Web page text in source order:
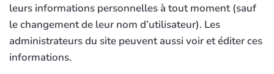
leurs informations personnelles à tout moment (sauf
le changement de leur nom d’utilisateur). Les
administrateurs du site peuvent aussi voir et éditer ces
informations.